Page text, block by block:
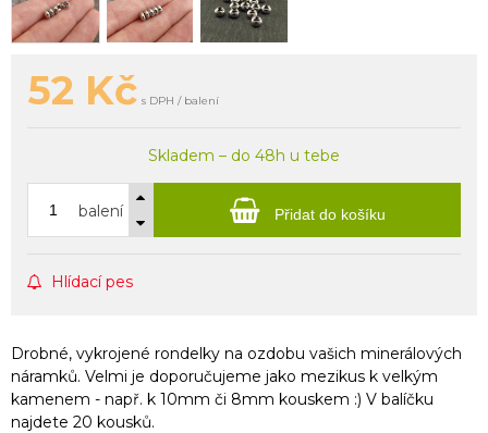
52 Kč s DPH / balení
Skladem – do 48h u tebe
balení Přidat do košíku
Hlídací pes
Drobné, vykrojené rondelky na ozdobu vašich minerálových
náramků. Velmi je doporučujeme jako mezikus k velkým
kamenem - např. k 10mm či 8mm kouskem :) V balíčku
najdete 20 kousků.